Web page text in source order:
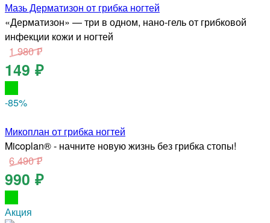
Мазь Дерматизон от грибка ногтей
«Дерматизон» — три в одном, нано-гель от грибковой
инфекции кожи и ногтей
1 980 ₽
149 ₽
-85%
Микоплан от грибка ногтей
Micoplan® - начните новую жизнь без грибка стопы!
6 490 ₽
990 ₽
Акция